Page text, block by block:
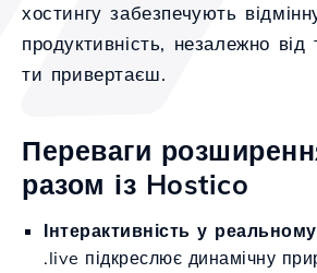
хостингу забезпечують
продуктивність, незалежно від
ти привертаєш.
Переваги
разом із Hostico
Інтерактивність у
.live підкреслює динамічну